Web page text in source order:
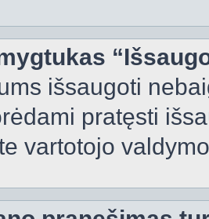
išsaugoti
pratęsti
vartotojo